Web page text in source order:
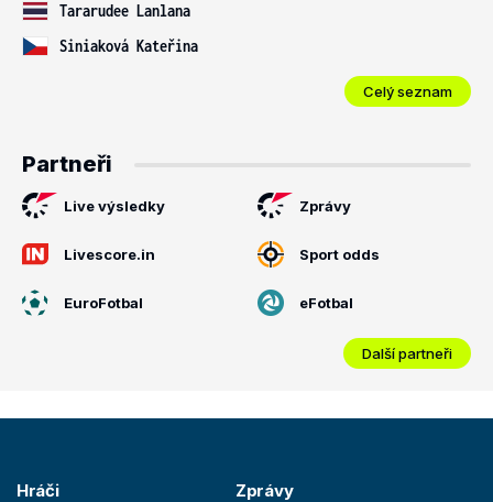
Tararudee Lanlana
Siniaková Kateřina
Celý seznam
Partneři
Live výsledky Zprávy
Livescore.in Sport odds
EuroFotbal eFotbal
Další partneři
Hráči Zprávy